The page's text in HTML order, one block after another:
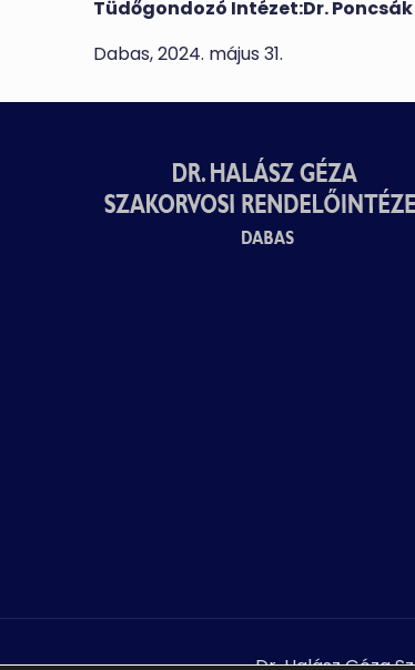
Tüdőgondozó Intézet:Dr.
Dabas, 2024. május 31.